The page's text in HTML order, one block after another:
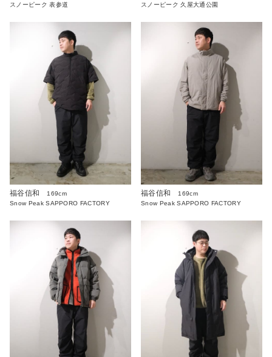
スノーピーク 表参道
スノーピーク 久屋大通公園
福谷信和
169cm
Snow Peak SAPPORO FACTORY
福谷信和
169cm
Snow Peak SAPPORO FACTORY